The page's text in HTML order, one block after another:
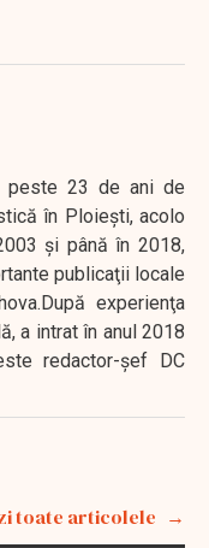
peste 23 de ani de
în Ploieşti, acolo
şi până în 2018,
publicaţii locale
experienţa
a intrat în anul 2018
redactor-şef DC
toate articolele